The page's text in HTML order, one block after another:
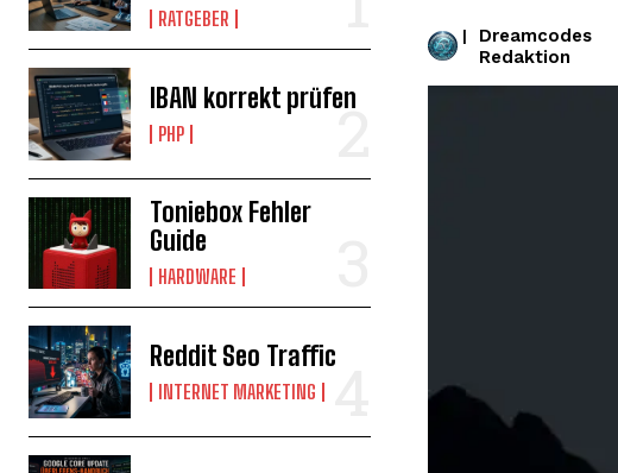
RATGEBER
IBAN korrekt prüfen
PHP
Toniebox Fehler
Guide
HARDWARE
Reddit Seo Traffic
INTERNET MARKETING
|
Dreamcodes
Redaktion